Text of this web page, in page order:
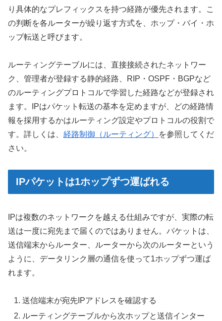
り具体的なプレフィックスを持つ経路が優先されます。こ
の判断を各ルーターが繰り返す方式を、ホップ・バイ・ホ
ップ転送と呼びます。
ルーティングテーブルには、直接接続されたネットワー
ク、管理者が登録する静的経路、RIP・OSPF・BGPなど
のルーティングプロトコルで学習した経路などが登録され
ます。IPはパケット転送の基本を定めますが、どの経路情
報を採用するかはルーティング設定やプロトコルの役割で
す。詳しくは、 経路制御（ルーティング）
を参照してくだ
さい。
IPパケットは1ホップずつ運ばれる
IPは複数のネットワークを越える仕組みですが、実際の転
送は一度に宛先まで届くのではありません。パケットは、
送信端末からルーター、ルーターから次のルーターという
ように、データリンク層の通信を使って1ホップずつ運ば
れます。
送信端末が宛先IPアドレスを確認する
ルーティングテーブルから次ホップと送信インター